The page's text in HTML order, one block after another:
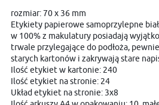
rozmiar: 70 x 36 mm
Etykiety papierowe samoprzylepne
w 100% z makulatury posiadają
trwale przylegające do podłoża,
starych kartonów i zakrywają stare
Ilość etykiet w kartonie: 240
Ilość etykiet na stronie: 24
Układ etykiet na stronie: 3x8